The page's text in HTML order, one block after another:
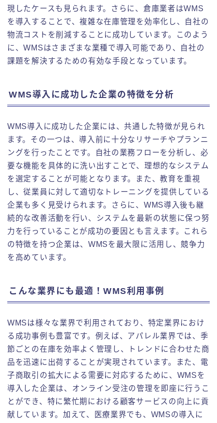
現したケースも見られます。さらに、倉庫業者はWMS
を導入することで、複雑な在庫管理を効率化し、自社の
物流コストを削減することに成功しています。このよう
に、WMSはさまざまな業種で導入可能であり、自社の
課題を解決するための有効な手段となっています。
WMS導入に成功した企業の特徴を分析
WMS導入に成功した企業には、共通した特徴が見られ
ます。その一つは、導入前に十分なリサーチやプランニ
ングを行ったことです。自社の業務フローを分析し、必
要な機能を具体的に洗い出すことで、理想的なシステム
を選定することが可能となります。また、教育を重視
し、従業員に対して適切なトレーニングを提供している
企業も多く見受けられます。さらに、WMS導入後も継
続的な改善活動を行い、システムを最新の状態に保つ努
力を行っていることが成功の要因とも言えます。これら
の特徴を持つ企業は、WMSを最大限に活用し、競争力
を高めています。
こんな業界にも最適！WMS利用事例
WMSは様々な業界で利用されており、特定業界におけ
る成功事例も豊富です。例えば、アパレル業界では、季
節ごとの在庫を効率よく管理し、トレンドに合わせた商
品を迅速に出荷することが実現されています。また、電
子商取引の拡大による需要に対応するために、WMSを
導入した企業は、オンライン受注の管理を即座に行うこ
とができ、特に繁忙期における顧客サービスの向上に貢
献しています。加えて、医療業界でも、WMSの導入に